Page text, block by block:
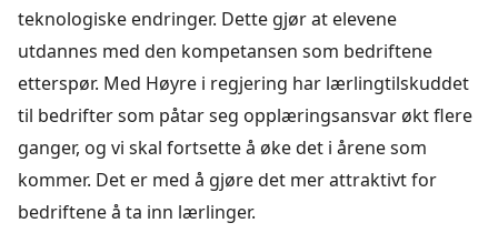
teknologiske endringer. Dette gjør at elevene
utdannes med den kompetansen som bedriftene
etterspør. Med Høyre i regjering har lærlingtilskuddet
til bedrifter som påtar seg opplæringsansvar økt flere
ganger, og vi skal fortsette å øke det i årene som
kommer. Det er med å gjøre det mer attraktivt for
bedriftene å ta inn lærlinger.